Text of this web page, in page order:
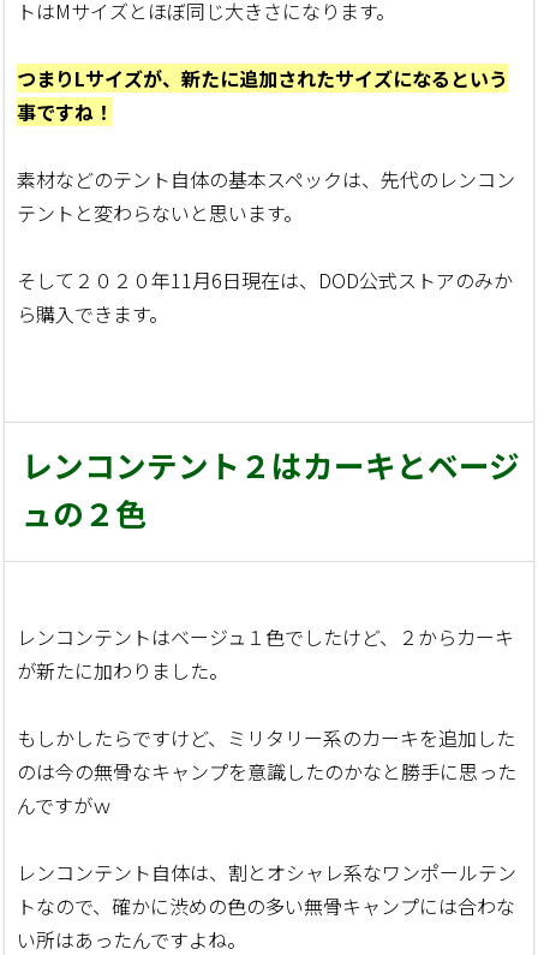
トはMサイズとほぼ同じ大きさになります。
つまりLサイズが、新たに追加されたサイズになるという
事ですね！
素材などのテント自体の基本スペックは、先代のレンコン
テントと変わらないと思います。
そして２０２０年11月6日現在は、DOD公式ストアのみか
ら購入できます。
レンコンテント２はカーキとベージ
ュの２色
レンコンテントはベージュ１色でしたけど、２からカーキ
が新たに加わりました。
もしかしたらですけど、ミリタリー系のカーキを追加した
のは今の無骨なキャンプを意識したのかなと勝手に思った
んですがｗ
レンコンテント自体は、割とオシャレ系なワンポールテン
トなので、確かに渋めの色の多い無骨キャンプには合わな
い所はあったんですよね。